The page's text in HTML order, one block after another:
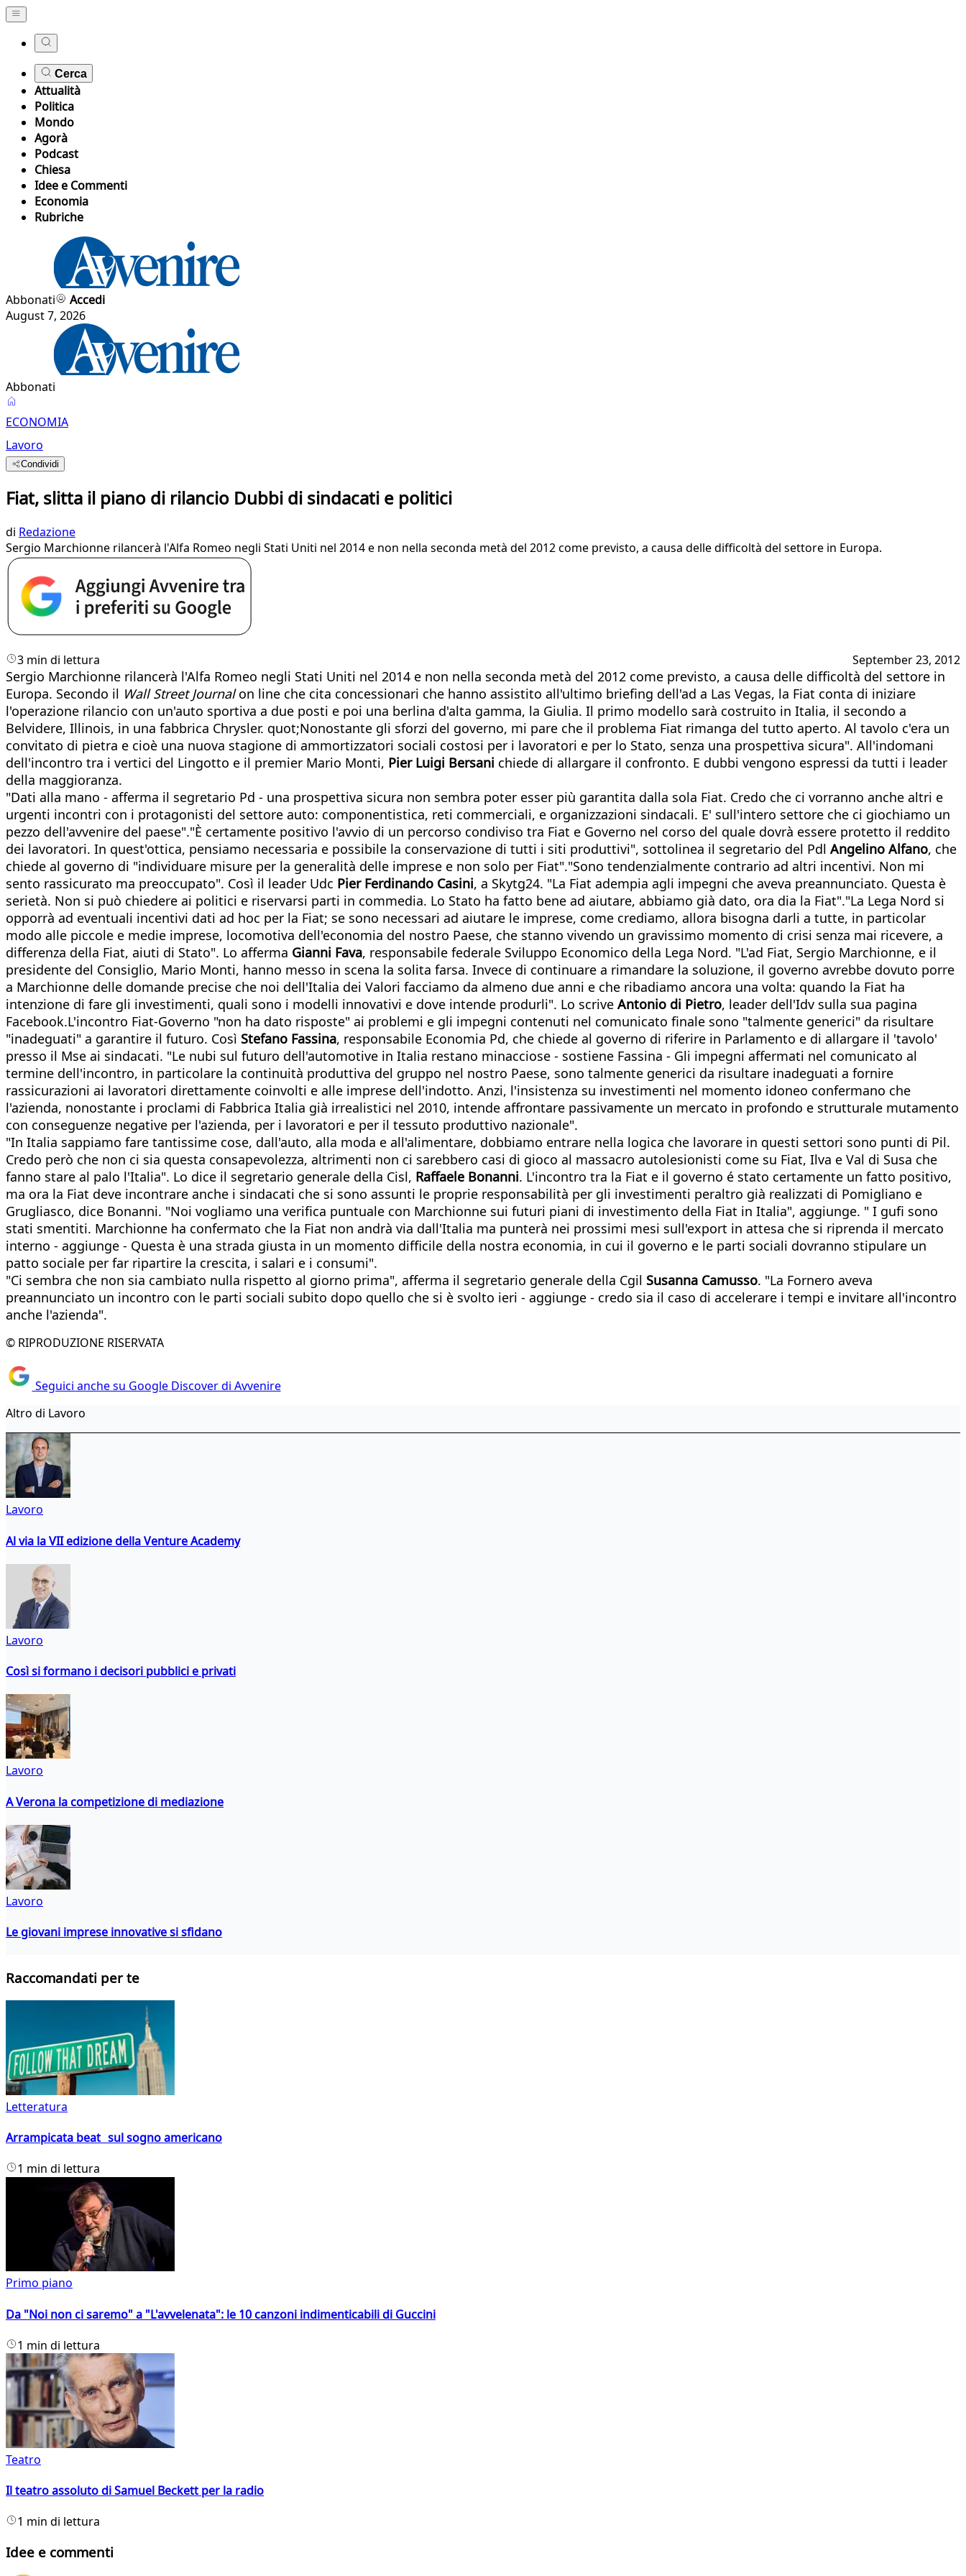
Cerca
Attualità
Politica
Mondo
Agorà
Podcast
Chiesa
Idee e Commenti
Economia
Rubriche
Abbonati
Accedi
August 7, 2026
Abbonati
ECONOMIA
Lavoro
Condividi
Fiat, slitta il piano di rilancio Dubbi di sindacati e politici
di Redazione
​Sergio Marchionne rilancerà l'Alfa Romeo negli Stati Uniti nel 2014 e non nella seconda metà del 2012 come previsto, a causa delle difficoltà del settore in Europa.
3 min di lettura September 23, 2012
Sergio Marchionne rilancerà l'Alfa Romeo negli Stati Uniti nel 2014 e non nella seconda metà del 2012 come previsto, a causa delle difficoltà del settore in
Europa. Secondo il Wall Street Journalon line che cita concessionari che hanno assistito all'ultimo briefing dell'ad a Las Vegas, la Fiat conta di iniziare
l'operazione rilancio con un'auto sportiva a due posti e poi una berlina d'alta gamma, la Giulia. Il primo modello sarà costruito in Italia, il secondo a
Belvidere, Illinois, in una fabbrica Chrysler. quot;Nonostante gli sforzi del governo, mi pare che il problema Fiat rimanga del tutto aperto. Al tavolo c'era un
convitato di pietra e cioè una nuova stagione di ammortizzatori sociali costosi per i lavoratori e per lo Stato, senza una prospettiva sicura". All'indomani
dell'incontro tra i vertici del Lingotto e il premier Mario Monti, Pier Luigi Bersani chiede di allargare il confronto. E dubbi vengono espressi da tutti i leader
della maggioranza.
"Dati alla mano - afferma il segretario Pd - una prospettiva sicura non sembra poter esser più garantita dalla sola Fiat. Credo che ci vorranno anche altri e
urgenti incontri con i protagonisti del settore auto: componentistica, reti commerciali, e organizzazioni sindacali. E' sull'intero settore che ci giochiamo un
pezzo dell'avvenire del paese"."È certamente positivo l'avvio di un percorso condiviso tra Fiat e Governo nel corso del quale dovrà essere protetto il reddito
dei lavoratori. In quest'ottica, pensiamo necessaria e possibile la conservazione di tutti i siti produttivi", sottolinea il segretario del Pdl Angelino Alfano, che
chiede al governo di "individuare misure per la generalità delle imprese e non solo per Fiat"."Sono tendenzialmente contrario ad altri incentivi. Non mi
sento rassicurato ma preoccupato". Così il leader Udc Pier Ferdinando Casini, a Skytg24. "La Fiat adempia agli impegni che aveva preannunciato. Questa è
serietà. Non si può chiedere ai politici e riservarsi parti in commedia. Lo Stato ha fatto bene ad aiutare, abbiamo già dato, ora dia la Fiat"."La Lega Nord si
opporrà ad eventuali incentivi dati ad hoc per la Fiat; se sono necessari ad aiutare le imprese, come crediamo, allora bisogna darli a tutte, in particolar
modo alle piccole e medie imprese, locomotiva dell'economia del nostro Paese, che stanno vivendo un gravissimo momento di crisi senza mai ricevere, a
differenza della Fiat, aiuti di Stato". Lo afferma Gianni Fava, responsabile federale Sviluppo Economico della Lega Nord. "L'ad Fiat, Sergio Marchionne, e il
presidente del Consiglio, Mario Monti, hanno messo in scena la solita farsa. Invece di continuare a rimandare la soluzione, il governo avrebbe dovuto porre
a Marchionne delle domande precise che noi dell'Italia dei Valori facciamo da almeno due anni e che ribadiamo ancora una volta: quando la Fiat ha
intenzione di fare gli investimenti, quali sono i modelli innovativi e dove intende produrli". Lo scrive Antonio di Pietro, leader dell'Idv sulla sua pagina
Facebook.L'incontro Fiat-Governo "non ha dato risposte" ai problemi e gli impegni contenuti nel comunicato finale sono "talmente generici" da risultare
"inadeguati" a garantire il futuro. Così Stefano Fassina, responsabile Economia Pd, che chiede al governo di riferire in Parlamento e di allargare il 'tavolo'
presso il Mse ai sindacati. "Le nubi sul futuro dell'automotive in Italia restano minacciose - sostiene Fassina - Gli impegni affermati nel comunicato al
termine dell'incontro, in particolare la continuità produttiva del gruppo nel nostro Paese, sono talmente generici da risultare inadeguati a fornire
rassicurazioni ai lavoratori direttamente coinvolti e alle imprese dell'indotto. Anzi, l'insistenza su investimenti nel momento idoneo confermano che
l'azienda, nonostante i proclami di Fabbrica Italia già irrealistici nel 2010, intende affrontare passivamente un mercato in profondo e strutturale mutamento
con conseguenze negative per l'azienda, per i lavoratori e per il tessuto produttivo nazionale".
"In Italia sappiamo fare tantissime cose, dall'auto, alla moda e all'alimentare, dobbiamo entrare nella logica che lavorare in questi settori sono punti di Pil.
Credo però che non ci sia questa consapevolezza, altrimenti non ci sarebbero casi di gioco al massacro autolesionisti come su Fiat, Ilva e Val di Susa che
fanno stare al palo l'Italia". Lo dice il segretario generale della Cisl, Raffaele Bonanni. L'incontro tra la Fiat e il governo é stato certamente un fatto positivo,
ma ora la Fiat deve incontrare anche i sindacati che si sono assunti le proprie responsabilità per gli investimenti peraltro già realizzati di Pomigliano e
Grugliasco, dice Bonanni. "Noi vogliamo una verifica puntuale con Marchionne sui futuri piani di investimento della Fiat in Italia", aggiunge. " I gufi sono
stati smentiti. Marchionne ha confermato che la Fiat non andrà via dall'Italia ma punterà nei prossimi mesi sull'export in attesa che si riprenda il mercato
interno - aggiunge - Questa è una strada giusta in un momento difficile della nostra economia, in cui il governo e le parti sociali dovranno stipulare un
patto sociale per far ripartire la crescita, i salari e i consumi".
"Ci sembra che non sia cambiato nulla rispetto al giorno prima", afferma il segretario generale della Cgil Susanna Camusso. "La Fornero aveva
preannunciato un incontro con le parti sociali subito dopo quello che si è svolto ieri - aggiunge - credo sia il caso di accelerare i tempi e invitare all'incontro
anche l'azienda".
© RIPRODUZIONE RISERVATA
Seguici anche su Google Discover di Avvenire
Altro di Lavoro
Lavoro
Al via la VII edizione della Venture Academy
Lavoro
Così si formano i decisori pubblici e privati
Lavoro
A Verona la competizione di mediazione
Lavoro
Le giovani imprese innovative si sfidano
Raccomandati per te
Letteratura
Arrampicata beat sul sogno americano
1 min di lettura
Primo piano
Da "Noi non ci saremo" a "L'avvelenata": le 10 canzoni indimenticabili di Guccini
1 min di lettura
Teatro
Il teatro assoluto di Samuel Beckett per la radio
1 min di lettura
Idee e commenti